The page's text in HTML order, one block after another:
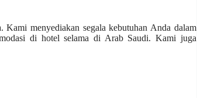
menyediakan segala kebutuhan Anda dalam
di hotel selama di Arab Saudi. Kami juga